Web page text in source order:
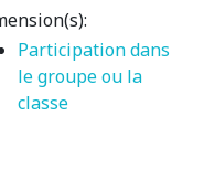
Participation dans
le groupe ou la
classe